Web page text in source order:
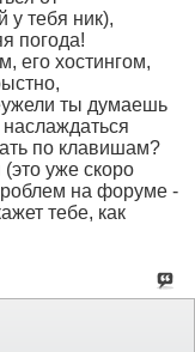
у тебя ник),
погода!
его хостингом,
ты думаешь
по клавишам?
уже скоро
на форуме -
тебе, как